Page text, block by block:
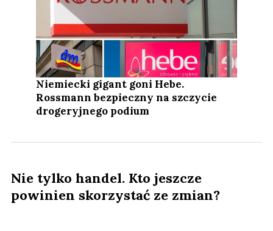
Niemiecki gigant goni Hebe.
Rossmann bezpieczny na szczycie
drogeryjnego podium
Nie tylko handel. Kto jeszcze
powinien skorzystać ze zmian?